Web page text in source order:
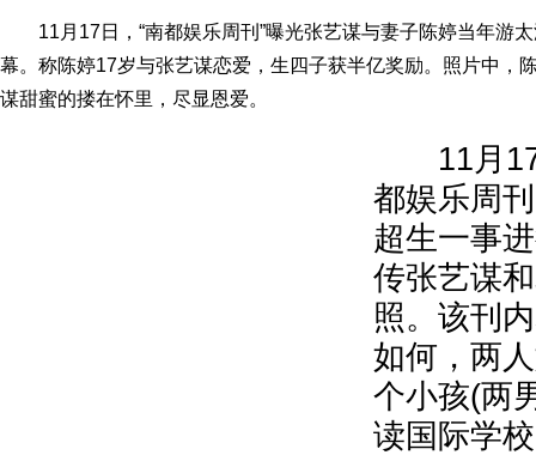
11月17日，“南都娱乐周刊”曝光张艺谋与妻子陈婷当年游
幕。称陈婷17岁与张艺谋恋爱，生四子获半亿奖励。照片中，
谋甜蜜的搂在怀里，尽显恩爱。
11月17
都娱乐周
超生一事
传张艺谋
照。该刊
如何，两
个小孩(两
读国际学